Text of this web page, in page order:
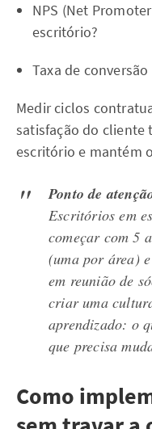
NPS (Net
escritório?
Taxa de
Medir ciclos
satisfação do cliente
escritório e mantém
Ponto de
Escritórios em
começar com 5
(uma por área)
em reunião de
criar uma
aprendizado: o
que precisa
Como